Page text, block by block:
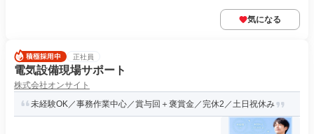
気になる
正社員
電気設備現場サポート
株式会社オンサイト
未経験OK／事務作業中心／賞与回＋褒賞金／完休2／土日祝休み